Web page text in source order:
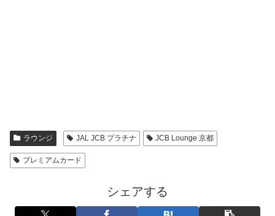
ラウンジ JAL JCB プラチナ JCB Lounge 京都
プレミアムカード
シェアする